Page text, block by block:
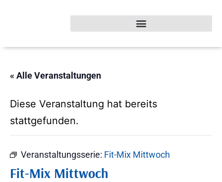
« Alle Veranstaltungen
Diese Veranstaltung hat bereits
stattgefunden.
Veranstaltungsserie: Fit-Mix Mittwoch
Fit-Mix Mittwoch